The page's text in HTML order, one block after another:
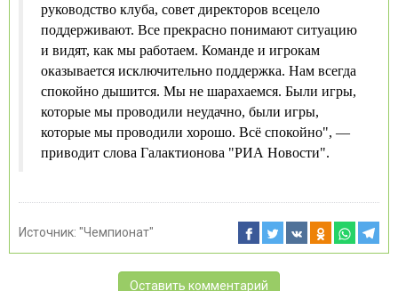
руководство клуба, совет директоров всецело
поддерживают. Все прекрасно понимают ситуацию
и видят, как мы работаем. Команде и игрокам
оказывается исключительно поддержка. Нам всегда
спокойно дышится. Мы не шарахаемся. Были игры,
которые мы проводили неудачно, были игры,
которые мы проводили хорошо. Всё спокойно", —
приводит слова Галактионова "РИА Новости".
Источник: "Чемпионат"
Оставить комментарий